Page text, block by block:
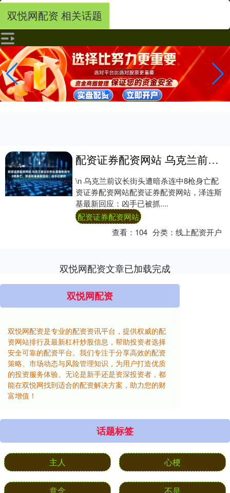
双悦网配资 相关话题
配资证券配资网站 乌克兰前议长街头遭暗杀连中8枪身亡，泽连斯基最新回应：凶手已被抓
\n 乌克兰前议长街头遭暗杀连中8枪身亡配
资证券配资网站配资证券配资网站，泽连斯
基最新回应：凶手已被抓....
配资证券配资网站
查看： 104 分类：线上配资开户
双悦网配资文章已加载完成
双悦网配资
双悦网配资是专业的配资资讯平台，提供权威的配
资网站排行及最新杠杆炒股信息，帮助投资者选择
安全可靠的配资平台。我们专注于分享高效的配资
策略、市场动态与风险管理知识，为用户打造优质
的投资服务体验。无论是新手还是资深投资者，都
能在双悦网找到适合的配资解决方案，助力您的财
富增值！
话题标签
主人 心梗